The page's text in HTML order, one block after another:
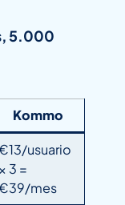
5.000
Kommo
usuario
× 3 =
mes